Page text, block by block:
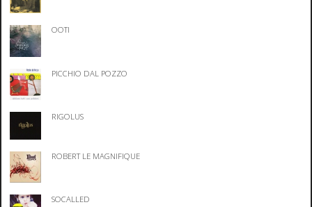
OOTI
PICCHIO DAL POZZO
RIGOLUS
ROBERT LE MAGNIFIQUE
SOCALLED